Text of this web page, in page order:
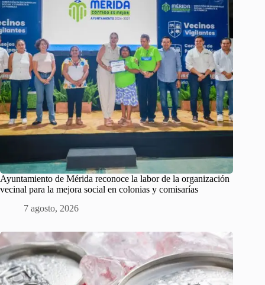
Ayuntamiento de Mérida reconoce la labor de la organización
vecinal para la mejora social en colonias y comisarías
7 agosto, 2026